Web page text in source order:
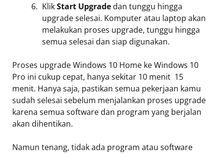
KlikStart Upgrade dan tunggu hingga
upgrade selesai. Komputer atau laptop akan
melakukan proses upgrade, tunggu hingga
semua selesai dan siap digunakan.
Proses upgrade Windows 10 Home ke Windows 10
Pro ini cukup cepat, hanya sekitar 10 menit  15
menit. Hanya saja, pastikan semua pekerjaan kamu
sudah selesai sebelum menjalankan proses upgrade
karena semua software dan program yang berjalan
akan dihentikan.
Namun tenang, tidak ada program atau software